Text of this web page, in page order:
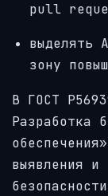
pull
выделять
зону
В ГОСТ
Разработка
выявления и